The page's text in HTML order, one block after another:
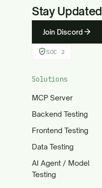
Stay Updated
Join Discord
SOC 2
Solutions
MCP Server
Backend Testing
Frontend Testing
Data Testing
AI Agent / Model
Testing